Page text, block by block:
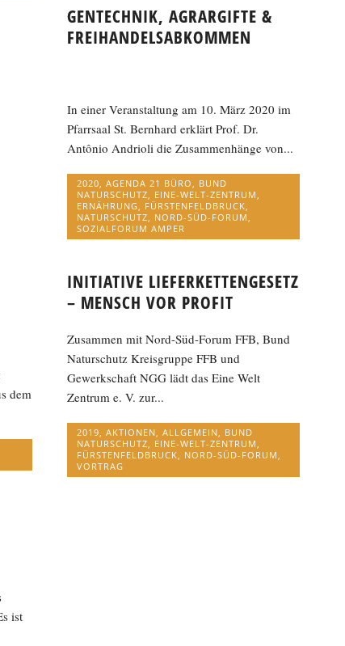
GENTECHNIK, AGRARGIFTE &
FREIHANDELSABKOMMEN
In einer Veranstaltung am 10. März 2020 im
Pfarrsaal St. Bernhard erklärt Prof. Dr.
Antônio Andrioli die Zusammenhänge von...
2020,AGENDA 21 BÜRO, BUND
NATURSCHUTZ, EINE-WELT-ZENTRUM,
ERNÄHRUNG, FÜRSTENFELDBRUCK,
NATURSCHUTZ, NORD-SÜD-FORUM,
SOZIALFORUM AMPER
dem
INITIATIVE LIEFERKETTENGESETZ
– MENSCH VOR PROFIT
Zusammen mit Nord-Süd-Forum FFB, Bund
Naturschutz Kreisgruppe FFB und
Gewerkschaft NGG lädt das Eine Welt
Zentrum e. V. zur...
2019 ,AKTIONEN ,ALLGEMEIN
BUND
NATURSCHUTZ
EINE-WELT-ZENTRUM
FÜRSTENFELDBRUCK
NORD-SÜD-FORUM
VORTRAG
ist